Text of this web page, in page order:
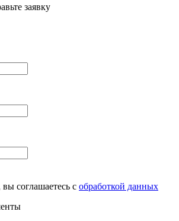
заявку
соглашаетесь с обработкой данных